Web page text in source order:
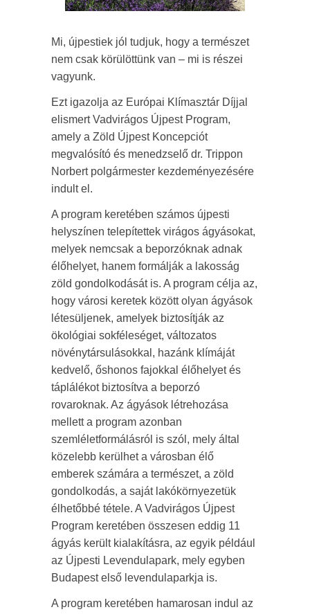
Mi, újpestiek jól tudjuk, hogy a természet
nem csak körülöttünk van – mi is részei
vagyunk.
Ezt igazolja az Európai Klímasztár Díjjal
elismert Vadvirágos Újpest Program,
amely a Zöld Újpest Koncepciót
megvalósító és menedzselő dr. Trippon
Norbert polgármester kezdeményezésére
indult el.
A program keretében számos újpesti
helyszínen telepítettek virágos ágyásokat,
melyek nemcsak a beporzóknak adnak
élőhelyet, hanem formálják a lakosság
zöld gondolkodását is. A program célja az,
hogy városi keretek között olyan ágyások
létesüljenek, amelyek biztosítják az
ökológiai sokféleséget, változatos
növénytársulásokkal, hazánk klímáját
kedvelő, őshonos fajokkal élőhelyet és
táplálékot biztosítva a beporzó
rovaroknak. Az ágyások létrehozása
mellett a program azonban
szemléletformálásról is szól, mely által
közelebb kerülhet a városban élő
emberek számára a természet, a zöld
gondolkodás, a saját lakókörnyezetük
élhetőbbé tétele. A Vadvirágos Újpest
Program keretében összesen eddig 11
ágyás került kialakításra, az egyik például
az Újpesti Levendulapark, mely egyben
Budapest első levendulaparkja is.
A program keretében hamarosan indul az